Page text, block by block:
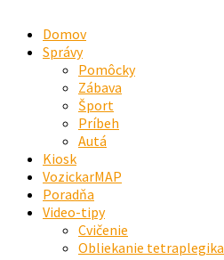
Domov
Správy
Pomôcky
Zábava
Šport
Príbeh
Autá
Kiosk
VozickarMAP
Poradňa
Video-tipy
Cvičenie
Obliekanie tetraplegika